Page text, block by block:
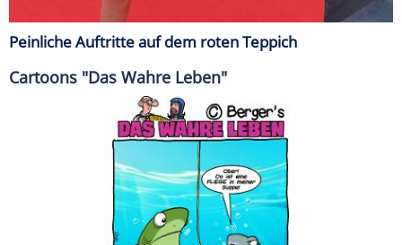
Peinliche Auftritte auf dem roten Teppich
Cartoons "Das Wahre Leben"